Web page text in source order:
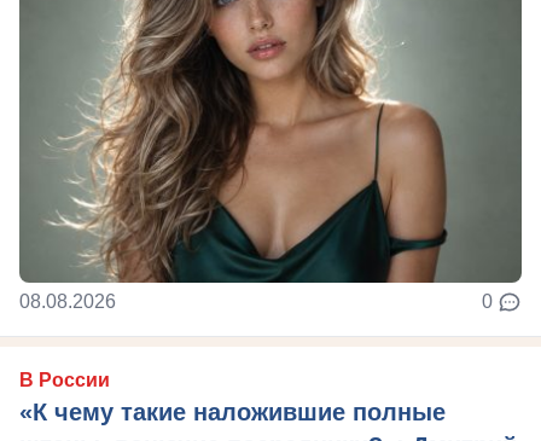
08.08.2026 0
В России
«К чему такие наложившие полные